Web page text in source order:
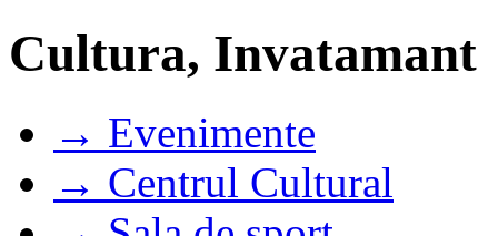
Cultura, Invatamant
→ Evenimente
→ Centrul Cultural